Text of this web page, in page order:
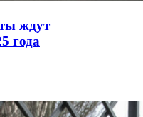
ждут
года